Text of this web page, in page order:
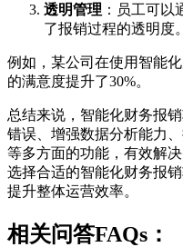
透明管理 ：员工可
了报销过程的透明度。
例如，某公司在使用智能
的满意度提升了30%。
总结来说，智能化财务报
错误、增强数据分析能力
等多方面的功能，有效解
选择合适的智能化财务报
提升整体运营效率。
相关问答FAQs：